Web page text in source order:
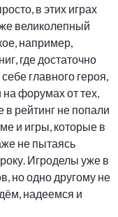
в этих играх
великолепный
например,
где достаточно
главного героя,
на форумах от тех,
в рейтинг не попали
и игры, которые в
не пытаясь
Игроделы уже в
но одно другому не
надеемся и